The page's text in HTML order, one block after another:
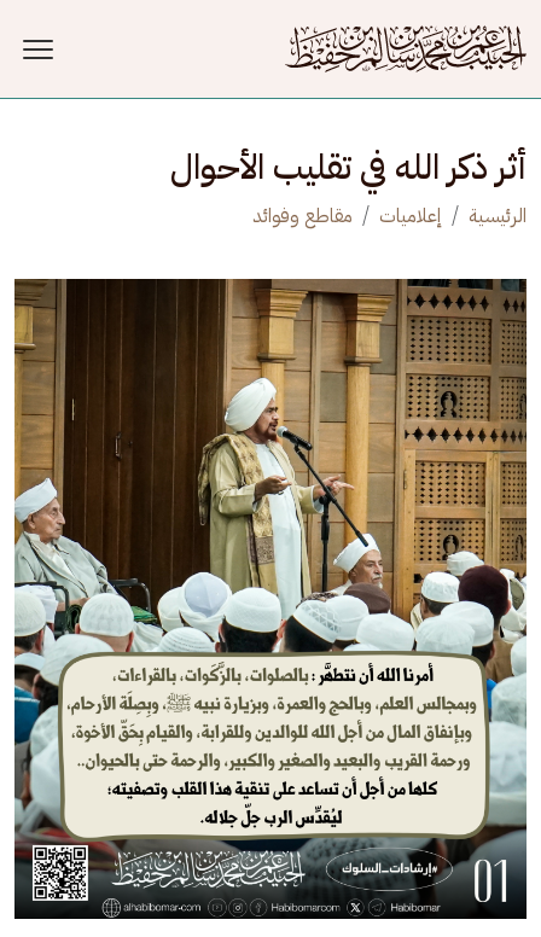
أثر ذكر الله في تقليب الأحوال
الرئيسية إعلاميات مقاطع وفوائد